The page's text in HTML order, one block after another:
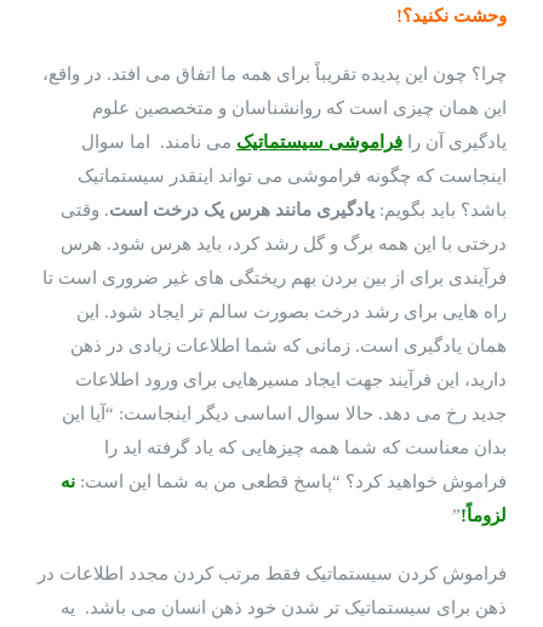
وحشت نکنید؟!
چرا؟ چون این پدیده تقریباً برای همه ما اتفاق می افتد. در واقع،
این همان چیزی است که روانشناسان و متخصصین علوم
یادگیری آن را فراموشی سیستماتیک می نامند. اما سوال
اینجاست که چگونه فراموشی می تواند اینقدر سیستماتیک
باشد؟ باید بگویم: یادگیری مانند هرس یک درخت است. وقتی
درختی با این همه برگ و گل رشد کرد، باید هرس شود. هرس
فرآیندی برای از بین بردن بهم ریختگی های غیر ضروری است تا
راه هایی برای رشد درخت بصورت سالم تر ایجاد شود. این
همان یادگیری است. زمانی که شما اطلاعات زیادی در ذهن
دارید، این فرآیند جهت ایجاد مسیرهایی برای ورود اطلاعات
جدید رخ می دهد. حالا سوال اساسی دیگر اینجاست: “آیا این
بدان معناست که شما همه چیزهایی که یاد گرفته اید را
فراموش خواهید کرد؟ “پاسخ قطعی من به شما این است: نه
لزوماً!”
فراموش کردن سیستماتیک فقط مرتب کردن مجدد اطلاعات در
ذهن برای سیستماتیک تر شدن خود ذهن انسان می باشد. یه